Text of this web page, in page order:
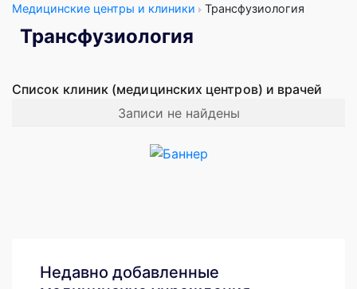
Медицинские центры и клиники Трансфузиология
Трансфузиология
Список клиник (медицинских центров) и врачей
Записи не найдены
Недавно добавленные